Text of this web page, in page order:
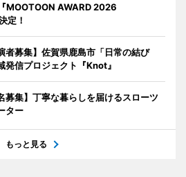
MOOTOON AWARD 2026
定！
者募集】佐賀県鹿島市「日常の結び
発信プロジェクト『Knot』
募集】丁寧な暮らしを届けるスローツ
ター
もっと見る